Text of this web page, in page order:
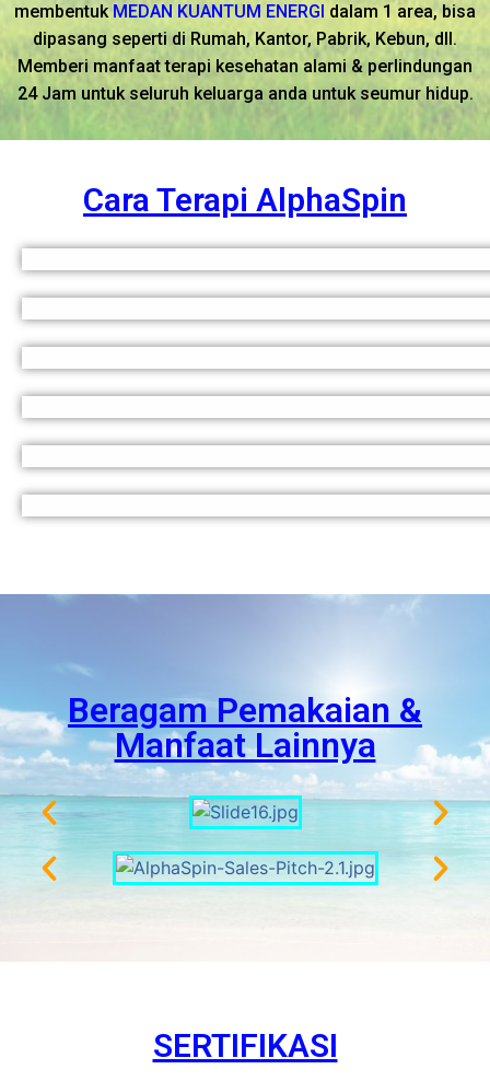
membentukMEDAN KUANTUM ENERGI dalam 1 area, bisa
dipasang seperti di Rumah, Kantor, Pabrik, Kebun, dll.
Memberi manfaat terapi kesehatan alami & perlindungan
24 Jam untuk seluruh keluarga anda untuk seumur hidup.
Cara Terapi AlphaSpin
Beragam Pemakaian &
Manfaat Lainnya
SERTIFIKASI